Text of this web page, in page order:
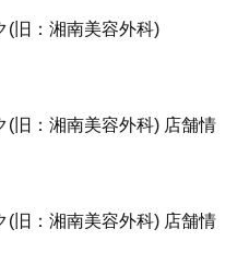
(旧：湘南美容外科)
(旧：湘南美容外科) 店舗情
(旧：湘南美容外科) 店舗情